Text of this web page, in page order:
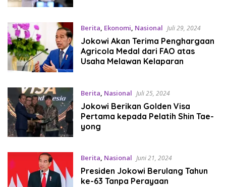
Berita, Ekonomi, Nasional Juli 29, 2024
Jokowi Akan Terima Penghargaan
Agricola Medal dari FAO atas
Usaha Melawan Kelaparan
Berita, Nasional Juli 25, 2024
Jokowi Berikan Golden Visa
Pertama kepada Pelatih Shin Tae-
yong
Berita, Nasional Juni 21, 2024
Presiden Jokowi Berulang Tahun
ke-63 Tanpa Perayaan